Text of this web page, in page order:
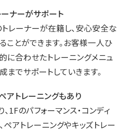
ーナーがサポート
レーナーが在籍し、安心安全な
ことができます。お客様一人ひ
に合わせたトレーニングメニュ
までサポートしていきます。
アトレーニングもあり
1Fのパフォーマンス・コンディ
ペアトレーニングやキッズトレー